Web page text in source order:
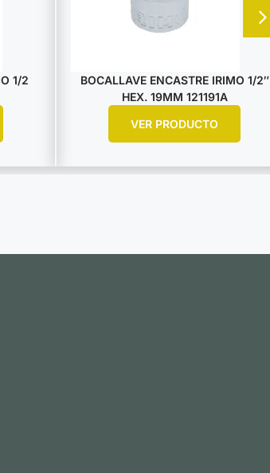
1/2
BOCALLAVE ENCASTRE IRIMO 1/2″
HEX. 19MM 121191A
VER PRODUCTO